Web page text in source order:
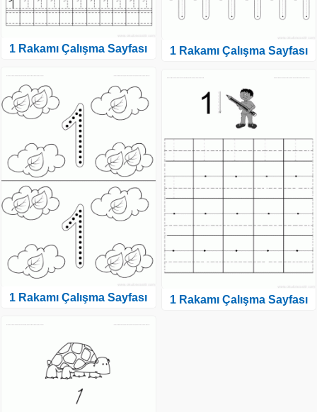
1 Rakamı Çalışma Sayfası
1 Rakamı Çalışma Sayfası
1 Rakamı Çalışma Sayfası
1 Rakamı Çalışma Sayfası